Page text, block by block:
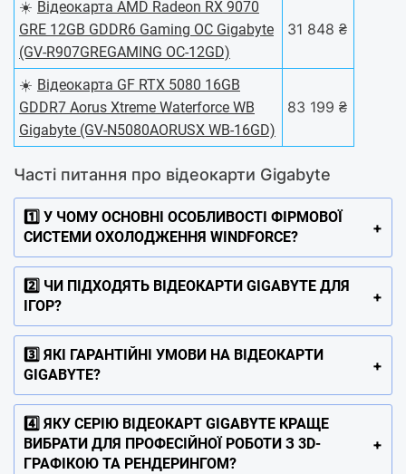
☀️ Відеокарта AMD Radeon RX 9070
GRE 12GB GDDR6 Gaming OC Gigabyte
(GV-R907GREGAMING OC-12GD)
31 848 ₴
☀️ Відеокарта GF RTX 5080 16GB
GDDR7 Aorus Xtreme Waterforce WB
Gigabyte (GV-N5080AORUSX WB-16GD)
83 199 ₴
Часті питання про відеокарти Gigabyte
1️⃣ У ЧОМУ ОСНОВНІ ОСОБЛИВОСТІ ФІРМОВОЇ
СИСТЕМИ ОХОЛОДЖЕННЯ WINDFORCE?
2️⃣ ЧИ ПІДХОДЯТЬ ВІДЕОКАРТИ GIGABYTE ДЛЯ
ІГОР?
3️⃣ ЯКІ ГАРАНТІЙНІ УМОВИ НА ВІДЕОКАРТИ
GIGABYTE?
4️⃣ ЯКУ СЕРІЮ ВІДЕОКАРТ GIGABYTE КРАЩЕ
ВИБРАТИ ДЛЯ ПРОФЕСІЙНОЇ РОБОТИ З 3D-
ГРАФІКОЮ ТА РЕНДЕРИНГОМ?